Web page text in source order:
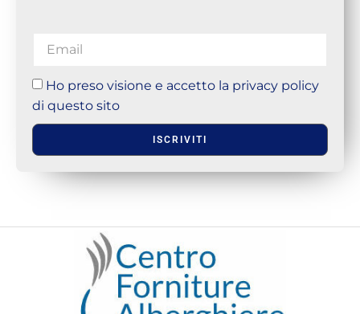
Ho preso visione e accetto la privacy policy
di questo sito
ISCRIVITI